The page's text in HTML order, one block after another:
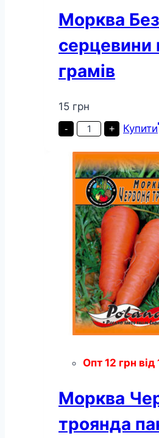
Морква Без
серцевини
грамів
15 грн
-
Морква
Без
пакет
20
грамів
кількість
+ Купити
Опт 12 грн
Морква
троянда